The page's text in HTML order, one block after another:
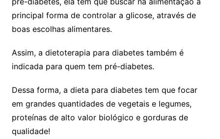
principal forma de controlar a glicose, através de
boas escolhas alimentares.
Assim, a dietoterapia para diabetes também é
indicada para quem tem pré-diabetes.
Dessa forma, a dieta para diabetes tem que focar
em grandes quantidades de vegetais e legumes,
proteínas de alto valor biológico e gorduras de
qualidade!